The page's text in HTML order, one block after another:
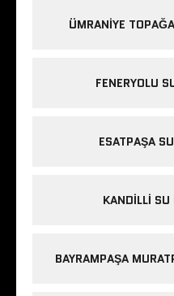
ÜMRANIYE
FENERYOLU
ESATPAŞA
KANDILLI
BAYRAMPAŞA